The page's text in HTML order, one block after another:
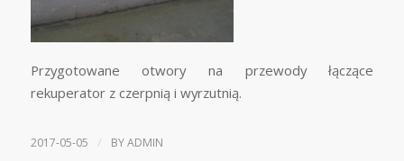
Przygotowane otwory na przewody łączące
rekuperator z czerpnią i wyrzutnią.
2017-05-05 / BYADMIN